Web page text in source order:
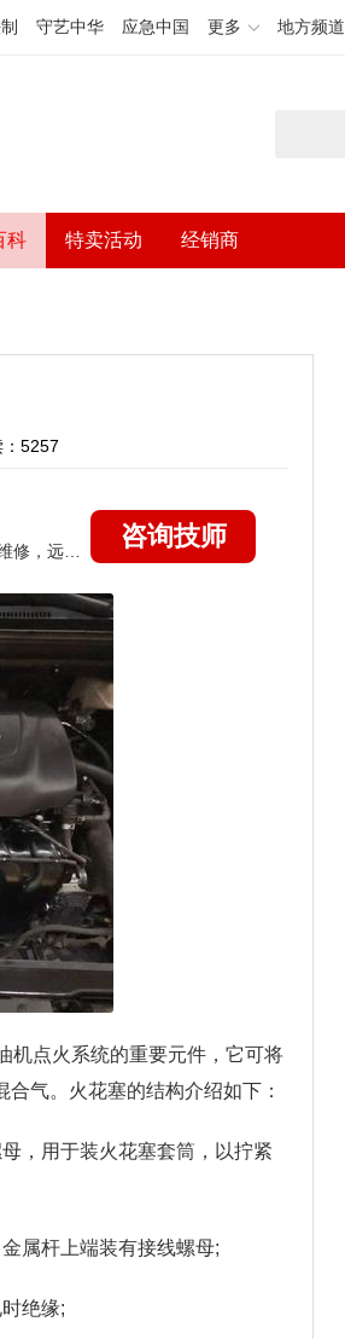
守艺中华 应急中国 更多 地方频道
科 特卖活动 经销商
：5257
咨询技师
机点火系统的重要元件，它可将
气。火花塞的结构介绍如下：
，用于装火花塞套筒，以拧紧
属杆上端装有接线螺母;
绝缘;